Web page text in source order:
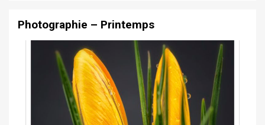
Photographie – Printemps